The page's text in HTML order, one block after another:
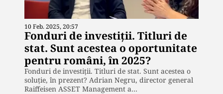
10 Feb. 2025, 20:57
Fonduri de investiții. Titluri de
stat. Sunt acestea o oportunitate
pentru români, în 2025?
Fonduri de investiții. Titluri de stat. Sunt acestea o
soluție, în prezent? Adrian Negru, director general
Raiffeisen ASSET Management a…